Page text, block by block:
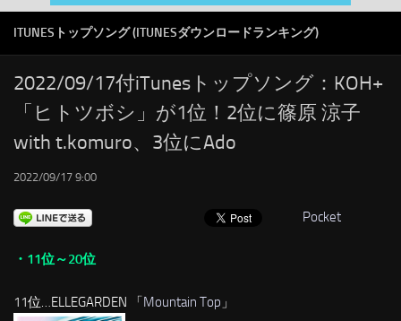
RSS
LINKS
ITUNESトップソング (ITUNESダウンロードランキング)
2022/09/17付iTunesトップソング：KOH+
「ヒトツボシ」が1位！2位に篠原 涼子
with t.komuro、3位にAdo
2022/09/17 9:00
Pocket
・11位～20位
11位…ELLEGARDEN 「Mountain Top 」